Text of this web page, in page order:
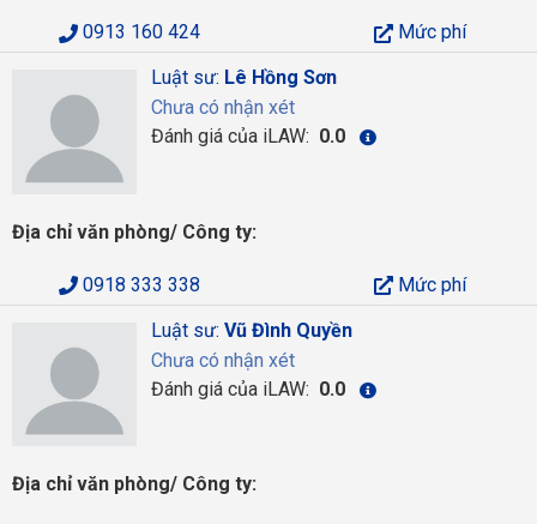
0913 160 424
Mức phí
Luật sư: Lê Hồng Sơn
Chưa có nhận xét
Đánh giá của iLAW: 0.0
Địa chỉ văn phòng/ Công ty:
0918 333 338
Mức phí
Luật sư: Vũ Đình Quyền
Chưa có nhận xét
Đánh giá của iLAW: 0.0
Địa chỉ văn phòng/ Công ty: